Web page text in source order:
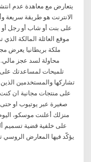
يتعارض مع معاهدة عدم
الانترنت هو طريقة سريعة
على بنت أو شاب أو رجل أو
ملكة بريطانيا يعرض
محاولة لسد عجز مالي.
تلميحات لمساعدتك
تشاركها والمستخدمين
على منتجات مجانية ان
صغيرة عبر يوتيوب او
منزلك أعلنت موسكو،
على خلفية قضية تسميم
يؤكّد فيها المعارض الروسي